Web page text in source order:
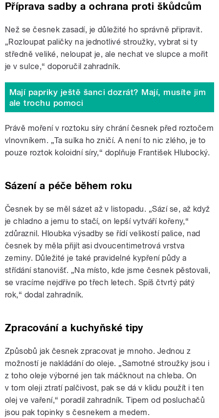
Příprava sadby a ochrana proti škůdcům
Než se česnek zasadí, je důležité ho správně připravit.
„Rozloupat paličky na jednotlivé stroužky, vybrat si ty
středně veliké, neloupat je, ale nechat ve slupce a mořit
je v sulce,“ doporučil zahradník.
Mají papriky ještě šanci dozrát? Mají, musíte jim
ale trochu pomoci
Právě moření v roztoku síry chrání česnek před roztočem
vlnovníkem. „Ta sulka ho zničí. A není to nic zlého, je to
pouze roztok koloidní síry,“ doplňuje František Hlubocký.
Sázení a péče během roku
Česnek by se měl sázet až v listopadu. „Sází se, až když
je chladno a jemu to stačí, on lepší vytváří kořeny,“
zdůraznil. Hloubka výsadby se řídí velikostí palice, nad
česnek by měla přijít asi dvoucentimetrová vrstva
zeminy. Důležité je také pravidelné kypření půdy a
střídání stanovišť. „Na místo, kde jsme česnek pěstovali,
se vracíme nejdříve po třech letech. Spíš čtvrtý pátý
rok,“ dodal zahradník.
Zpracování a kuchyňské tipy
Způsobů jak česnek zpracovat je mnoho. Jednou z
možností je nakládání do oleje. „Samotné stroužky jsou i
z toho oleje výborné jen tak máčknout na chleba. On
v tom oleji ztratí palčivost, pak se dá v klidu použít i ten
olej ve vaření,“ poradil zahradník. Tipem od posluchačů
jsou pak topinky s česnekem a medem.